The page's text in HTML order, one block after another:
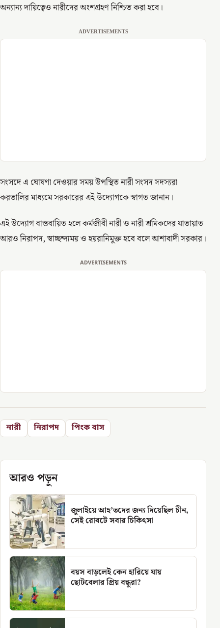
অন্যান্য দায়িত্বেও নারীদের অংশগ্রহণ নিশ্চিত করা হবে।
ADVERTISEMENTS
সংসদে এ ঘোষণা দেওয়ার সময় উপস্থিত নারী সংসদ সদস্যরা
করতালির মাধ্যমে সরকারের এই উদ্যোগকে স্বাগত জানান।
এই উদ্যোগ বাস্তবায়িত হলে কর্মজীবী নারী ও নারী শ্রমিকদের যাতায়াত
আরও নিরাপদ, স্বাচ্ছন্দ্যময় ও হয়রানিমুক্ত হবে বলে আশাবাদী সরকার।
ADVERTISEMENTS
নারী নিরাপদ পিংক বাস
আরও পড়ুন
জুলাইয়ে আহ’তদের জন্য দিয়েছিল চীন,
সেই রোবটে সবার চিকিৎসা
বয়স বাড়লেই কেন হারিয়ে যায়
ছোটবেলার প্রিয় বন্ধুরা?